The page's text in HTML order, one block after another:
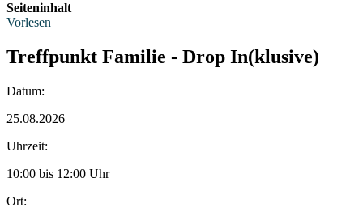
Seiteninhalt
Vorlesen
Treffpunkt Familie - Drop In(klusive)
Datum:
25.08.2026
Uhrzeit:
10:00 bis 12:00 Uhr
Ort: